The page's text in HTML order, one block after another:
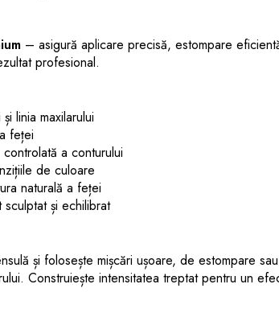
– asigură aplicare precisă, estompare
profesional.
linia maxilarului
feței
a conturului
de culoare
naturală a feței
și echilibrat
și folosește mișcări ușoare, de estompare
Construiește intensitatea treptat pentru un